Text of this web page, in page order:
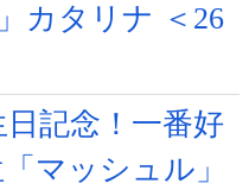
カタリナ ＜26
記念！一番好
マッシュル」